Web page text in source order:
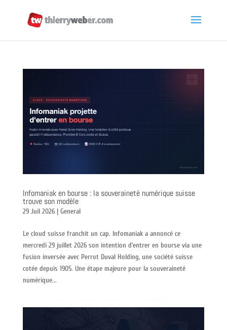
Infomaniak en bourse : la souveraineté numérique suisse
trouve son modèle
29 Juil 2026| General
Le cloud suisse franchit un cap. Infomaniak a annoncé ce
mercredi 29 juillet 2026 son intention d’entrer en bourse via une
fusion inversée avec Perrot Duval Holding, une société suisse
cotée depuis 1905. Une étape majeure pour la souveraineté
numérique...